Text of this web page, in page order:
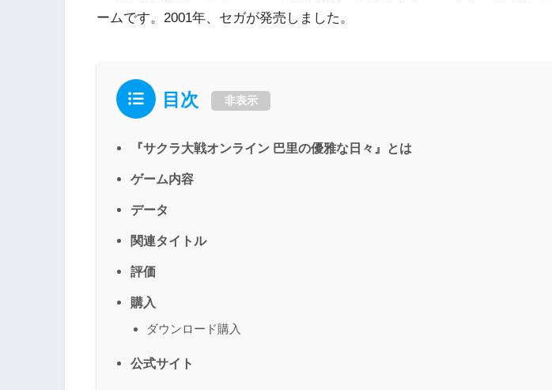
ームです。2001年、セガが発売しました。
目次 非表示
『サクラ大戦オンライン 巴里の優雅な日々』とは
ゲーム内容
データ
関連タイトル
評価
購入
ダウンロード購入
公式サイト